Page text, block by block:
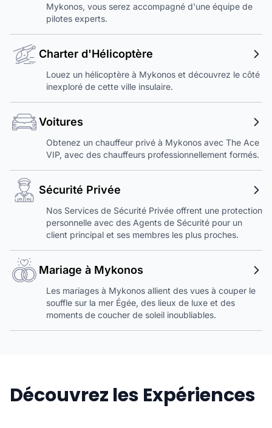
Mykonos, vous serez accompagné d'une équipe de
pilotes experts.
Charter d'Hélicoptère
Louez un hélicoptère à Mykonos et découvrez le côté
inexploré de cette ville insulaire.
Voitures
Obtenez un chauffeur privé à Mykonos avec The Ace
VIP, avec des chauffeurs professionnellement formés.
Sécurité Privée
Nos Services de Sécurité Privée offrent une protection
personnelle avec des Agents de Sécurité pour un
client principal et ses membres les plus proches.
Mariage à Mykonos
Les mariages à Mykonos allient des vues à couper le
souffle sur la mer Égée, des lieux de luxe et des
moments de coucher de soleil inoubliables.
Découvrez les Expériences